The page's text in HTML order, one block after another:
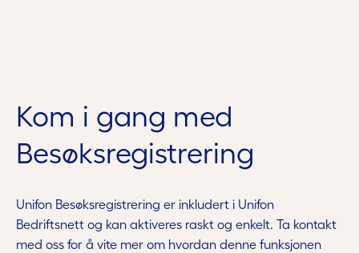
Kom i gang med
Besøksregistrering
Unifon Besøksregistrering er inkludert i Unifon
Bedriftsnett og kan aktiveres raskt og enkelt. Ta kontakt
med oss for å vite mer om hvordan denne funksjonen